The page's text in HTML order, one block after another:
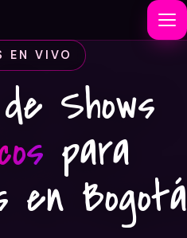
EN VIVO
Shows
para
en Bogotá